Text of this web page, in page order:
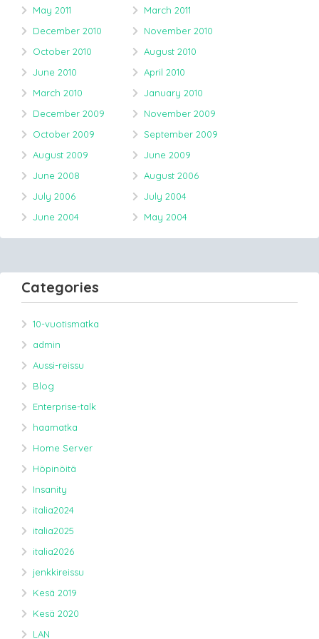
May 2011
March 2011
December 2010
November 2010
October 2010
August 2010
June 2010
April 2010
March 2010
January 2010
December 2009
November 2009
October 2009
September 2009
August 2009
June 2009
June 2008
August 2006
July 2006
July 2004
June 2004
May 2004
Categories
10-vuotismatka
admin
Aussi-reissu
Blog
Enterprise-talk
haamatka
Home Server
Höpinöitä
Insanity
italia2024
italia2025
italia2026
jenkkireissu
Kesä 2019
Kesä 2020
LAN